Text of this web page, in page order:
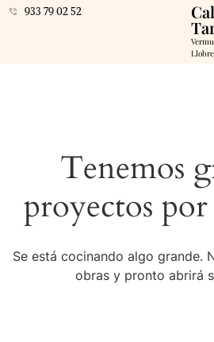
933 79 02 52
Tenemos
proyectos
Se está cocinando algo grande.
obras y pronto abrirá